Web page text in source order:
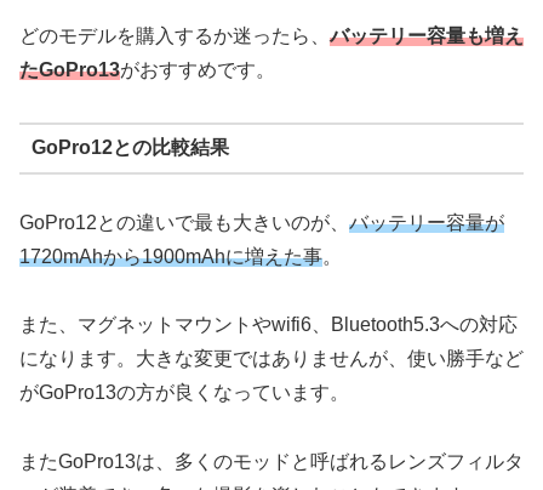
どのモデルを購入するか迷ったら、バッテリー容量も増え
たGoPro13がおすすめです。
GoPro12との比較結果
GoPro12との違いで最も大きいのが、 バッテリー容量が
1720mAhから1900mAhに増えた事。
また、マグネットマウントやwifi6、Bluetooth5.3への対応
になります。大きな変更ではありませんが、使い勝手など
がGoPro13の方が良くなっています。
またGoPro13は、多くのモッドと呼ばれるレンズフィルタ